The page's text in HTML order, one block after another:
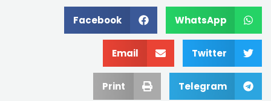
WhatsApp
Facebook
Twitter
Email
Telegram
Print